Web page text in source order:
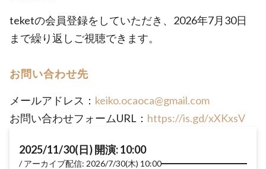
teketの会員登録をしていただき、2026年7月30日
まで繰り返しご視聴できます。
お問い合わせ先
メールアドレス： keiko.ocaoca@gmail.com
お問い合わせフォームURL： https://is.gd/xXKxsV
2025/11/30(日) 開演: 10:00
アーカイブ配信: 2026/7/30(木) 10:00